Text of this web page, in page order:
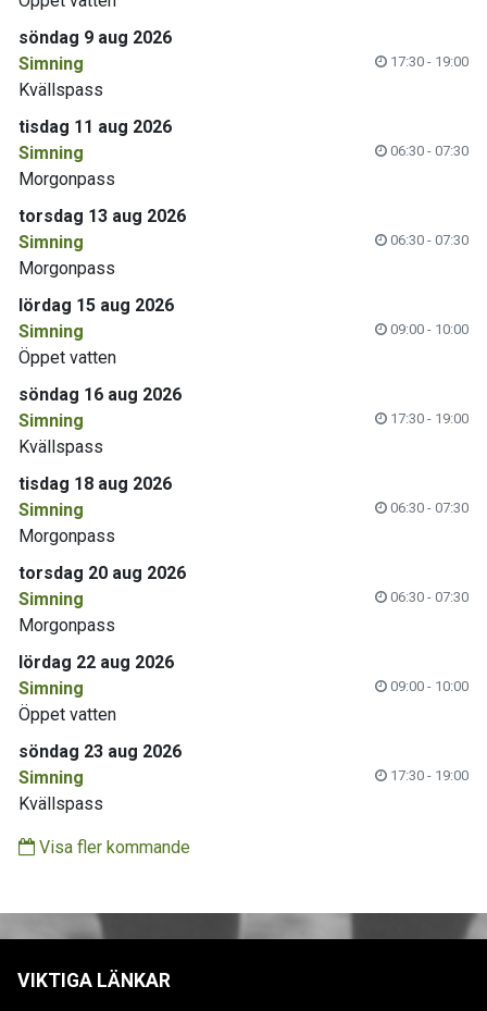
söndag 9 aug 2026
Simning
17:30 - 19:00
Kvällspass
tisdag 11 aug 2026
Simning
06:30 - 07:30
Morgonpass
torsdag 13 aug 2026
Simning
06:30 - 07:30
Morgonpass
lördag 15 aug 2026
Simning
09:00 - 10:00
Öppet vatten
söndag 16 aug 2026
Simning
17:30 - 19:00
Kvällspass
tisdag 18 aug 2026
Simning
06:30 - 07:30
Morgonpass
torsdag 20 aug 2026
Simning
06:30 - 07:30
Morgonpass
lördag 22 aug 2026
Simning
09:00 - 10:00
Öppet vatten
söndag 23 aug 2026
Simning
17:30 - 19:00
Kvällspass
Visa fler kommande
VIKTIGA LÄNKAR